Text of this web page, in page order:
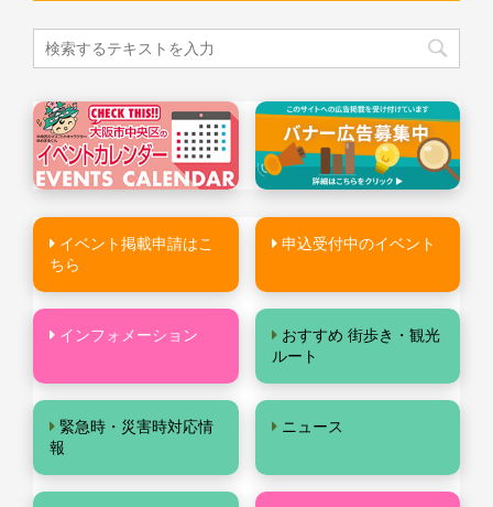
イベント掲載申請はこ
ちら
申込受付中のイベント
インフォメーション
おすすめ 街歩き・観光
ルート
緊急時・災害時対応情
報
ニュース